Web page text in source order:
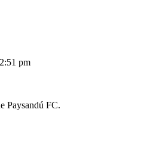
pm
Paysandú FC.